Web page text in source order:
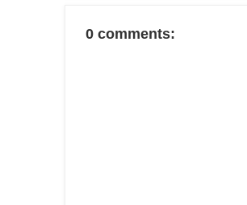
0 comments: